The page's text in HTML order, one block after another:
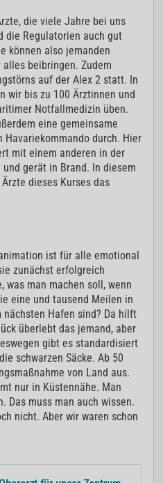
die viele Jahre bei uns
die Regulatorien auch gut
können also jemanden
beibringen. Zudem
auf der Alex 2 statt. In
wir bis zu 100 Ärztinnen und
Notfallmedizin üben.
eine gemeinsame
Havariekommando durch. Hier
mit einem anderen in der
gerät in Brand. In diesem
dieses Kurses das
ist für alle emotional
zunächst erfolgreich
man machen soll, wenn
eine und tausend Meilen in
Hafen sind? Da hilft
überlebt das jemand, aber
gibt es standardisiert
schwarzen Säcke. Ab 50
von Land aus.
nur in Küstennähe. Man
Das muss man auch wissen.
nicht. Aber wir waren schon